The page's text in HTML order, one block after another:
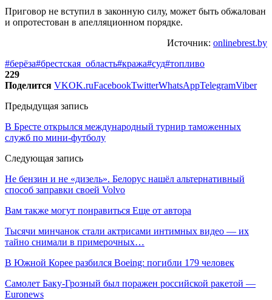
Приговор не вступил в законную силу, может быть обжалован
и опротестован в апелляционном порядке.
Источник: onlinebrest.by
#берёза#брестская_область#кража#суд#топливо
229
Поделится VKOK.ruFacebookTwitterWhatsAppTelegramViber
Предыдущая запись
В Бресте открылся международный турнир таможенных
служб по мини-футболу
Следующая запись
Не бензин и не «дизель». Белорус нашёл альтернативный
способ заправки своей Volvo
Вам также могут понравиться Еще от автора
Тысячи минчанок стали актрисами интимных видео — их
тайно снимали в примерочных…
В Южной Корее разбился Boeing: погибли 179 человек
Самолет Баку-Грозный был поражен российской ракетой —
Euronews